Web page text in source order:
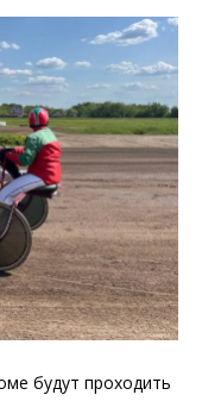
будут проходить